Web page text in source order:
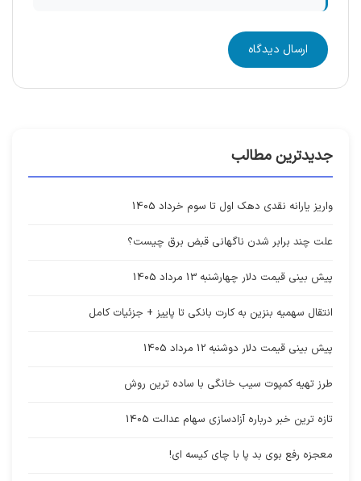
ارسال دیدگاه
جدیدترین مطالب
واریز یارانه نقدی دهک اول تا سوم خرداد 1405
علت چند برابر شدن ناگهانی قبض برق چیست؟
پیش بینی قیمت دلار چهارشنبه 13 مرداد 1405
انتقال سهمیه بنزین به کارت بانکی تا پاییز + جزئیات کامل
پیش بینی قیمت دلار دوشنبه 12 مرداد 1405
طرز تهیه کمپوت سیب خانگی با ساده ترین روش
تازه ترین خبر درباره آزادسازی سهام عدالت 1405
معجزه رفع بوی بد پا با چای کیسه ای!